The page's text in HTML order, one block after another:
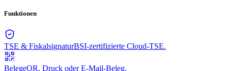
Funktionen
TSE & FiskalsignaturBSI-zertifizierte Cloud-TSE.
BelegeQR, Druck oder E-Mail-Beleg.